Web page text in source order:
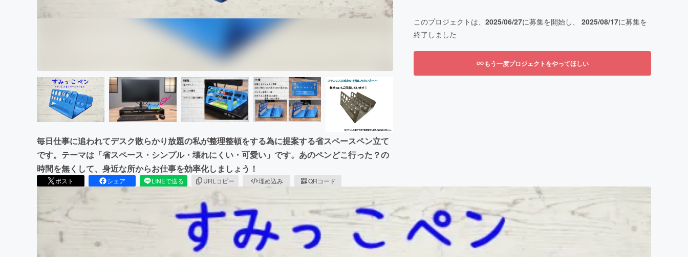
毎日仕事に追われてデスク散らかり放題の私が整理整頓をする為に提案する省スペースペン立て
です。テーマは「省スペース・シンプル・壊れにくい・可愛い」です。あのペンどこ行った？の
時間を無くして、身近な所からお仕事を効率化しましょう！
ポスト シェア LINEで送る URLコピー 埋め込み QRコード
このプロジェクトは、 2025/06/27に募集を開始し、 2025/08/17に募集を
終了しました
もう一度プロジェクトをやってほしい